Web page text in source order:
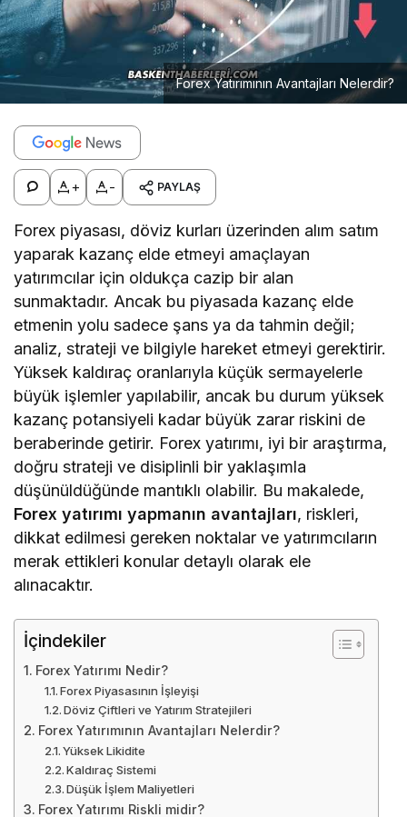
Forex Yatırımının Avantajları Nelerdir?
+ - PAYLAŞ
Forex piyasası, döviz kurları üzerinden alım satım
yaparak kazanç elde etmeyi amaçlayan
yatırımcılar için oldukça cazip bir alan
sunmaktadır. Ancak bu piyasada kazanç elde
etmenin yolu sadece şans ya da tahmin değil;
analiz, strateji ve bilgiyle hareket etmeyi gerektirir.
Yüksek kaldıraç oranlarıyla küçük sermayelerle
büyük işlemler yapılabilir, ancak bu durum yüksek
kazanç potansiyeli kadar büyük zarar riskini de
beraberinde getirir. Forex yatırımı, iyi bir araştırma,
doğru strateji ve disiplinli bir yaklaşımla
düşünüldüğünde mantıklı olabilir. Bu makalede,
Forex yatırımı yapmanın avantajları, riskleri,
dikkat edilmesi gereken noktalar ve yatırımcıların
merak ettikleri konular detaylı olarak ele
alınacaktır.
İçindekiler
Forex Yatırımı Nedir?
Forex Piyasasının İşleyişi
Döviz Çiftleri ve Yatırım Stratejileri
Forex Yatırımının Avantajları Nelerdir?
Yüksek Likidite
Kaldıraç Sistemi
Düşük İşlem Maliyetleri
Forex Yatırımı Riskli midir?